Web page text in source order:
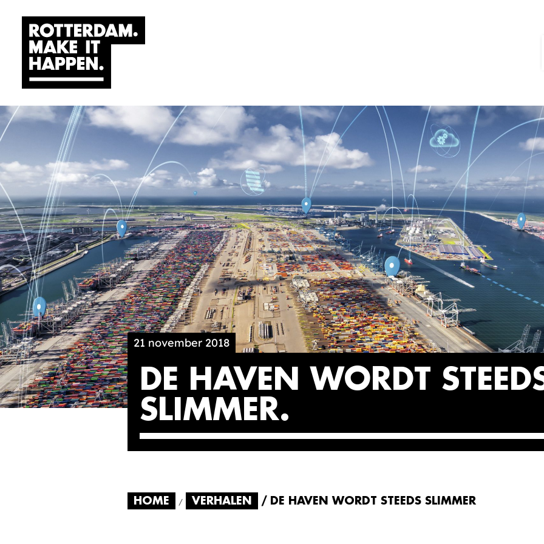
21 november 2018
DE HAVEN WORDT
SLIMMER
HOME VERHALEN DE HAVEN WORDT STEEDS SLIMMER